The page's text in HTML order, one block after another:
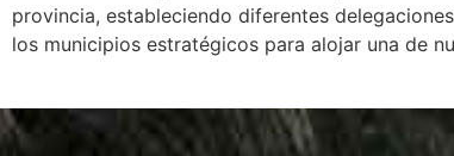
provincia, estableciendo diferentes
los municipios estratégicos para alojar una de